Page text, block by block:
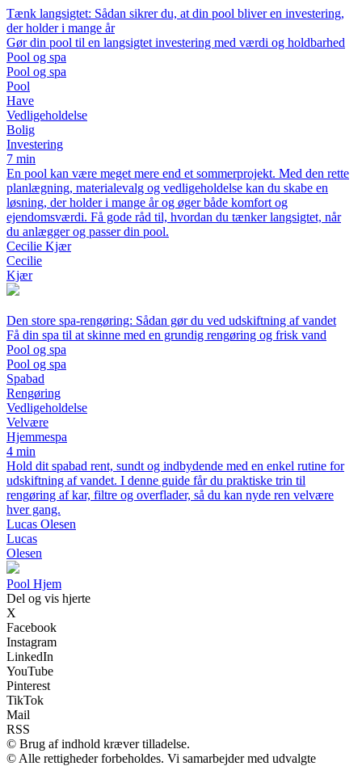
Tænk langsigtet: Sådan sikrer du, at din pool bliver en investering,
der holder i mange år
Gør din pool til en langsigtet investering med værdi og holdbarhed
Pool og spa
Pool og spa
Pool
Have
Vedligeholdelse
Bolig
Investering
7 min
En pool kan være meget mere end et sommerprojekt. Med den rette
planlægning, materialevalg og vedligeholdelse kan du skabe en
løsning, der holder i mange år og øger både komfort og
ejendomsværdi. Få gode råd til, hvordan du tænker langsigtet, når
du anlægger og passer din pool.
Cecilie Kjær
Cecilie
Kjær
Den store spa-rengøring: Sådan gør du ved udskiftning af vandet
Få din spa til at skinne med en grundig rengøring og frisk vand
Pool og spa
Pool og spa
Spabad
Rengøring
Vedligeholdelse
Velvære
Hjemmespa
4 min
Hold dit spabad rent, sundt og indbydende med en enkel rutine for
udskiftning af vandet. I denne guide får du praktiske trin til
rengøring af kar, filtre og overflader, så du kan nyde ren velvære
hver gang.
Lucas Olesen
Lucas
Olesen
Pool Hjem
Del og vis hjerte
X
Facebook
Instagram
LinkedIn
YouTube
Pinterest
TikTok
Mail
RSS
© Brug af indhold kræver tilladelse.
© Alle rettigheder forbeholdes. Vi samarbejder med udvalgte